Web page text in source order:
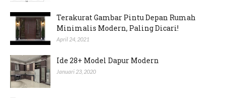
Terakurat Gambar Pintu Depan Rumah
Minimalis Modern, Paling Dicari!
April 24, 2021
Ide 28+ Model Dapur Modern
Januari 23, 2020